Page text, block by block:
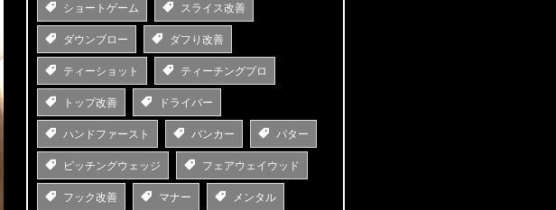
ショートゲーム スライス改善
ダウンブロー ダフり改善
ティーショット ティーチングプロ
トップ改善 ドライバー
ハンドファースト バンカー パター
ピッチングウェッジ フェアウェイウッド
フック改善 マナー メンタル